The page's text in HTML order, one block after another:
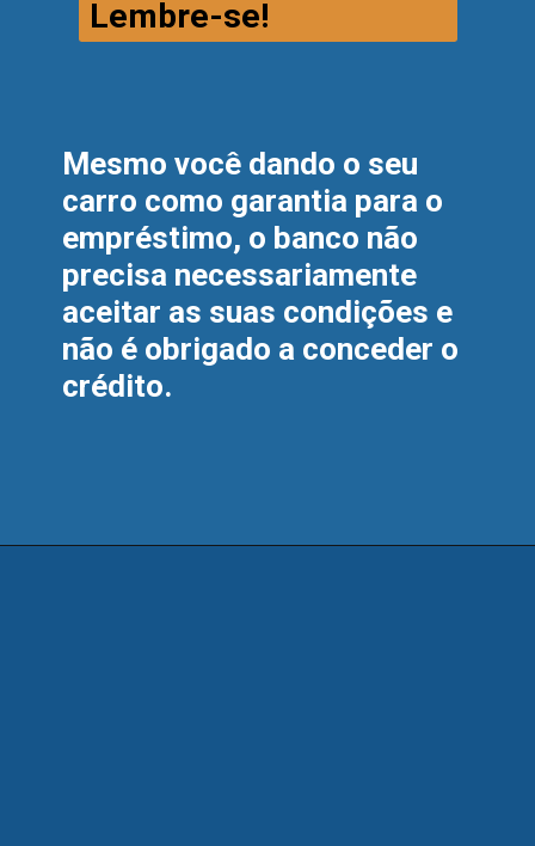
Lembre-se!
Mesmo você dando o seu
carro como garantia para o
empréstimo, o banco não
precisa necessariamente
aceitar as suas condições e
não é obrigado a conceder o
crédito.